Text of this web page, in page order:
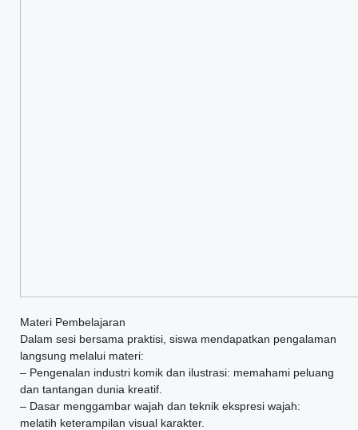
Materi Pembelajaran
Dalam sesi bersama praktisi, siswa mendapatkan pengalaman
langsung melalui materi:
– Pengenalan industri komik dan ilustrasi: memahami peluang
dan tantangan dunia kreatif.
– Dasar menggambar wajah dan teknik ekspresi wajah:
melatih keterampilan visual karakter.